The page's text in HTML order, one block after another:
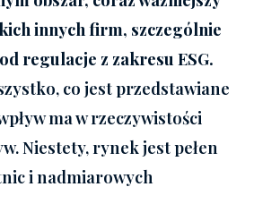
innych firm, szczególnie
regulacje z zakresu ESG.
co jest przedstawiane
ma w rzeczywistości
Niestety, rynek jest pełen
i nadmiarowych